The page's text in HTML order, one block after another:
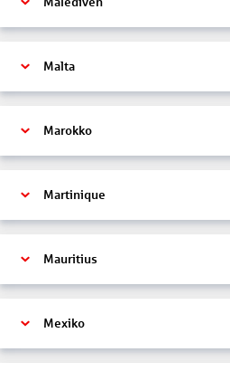
Malta
Marokko
Martinique
Mauritius
Mexiko